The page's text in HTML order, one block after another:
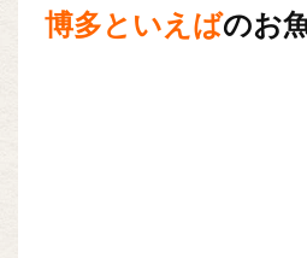
博多といえばのお